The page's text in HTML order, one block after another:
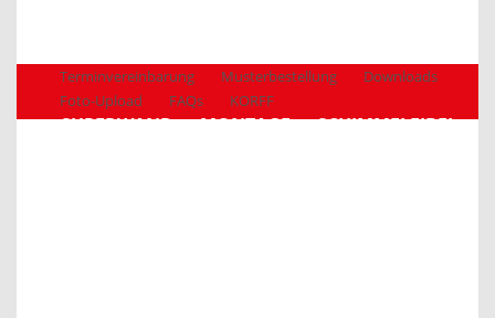
Terminvereinbarung Musterbestellung
Downloads
Foto-Upload
FAQs KORFF
SUPERWAND MONTAGE
SCHIMMELFIBEL